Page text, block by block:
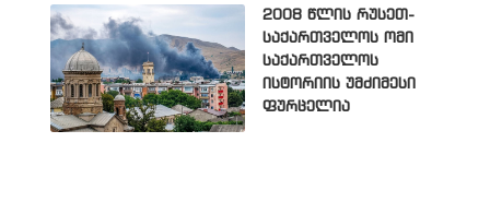
2008 წლის რუსეთ-
საქართველოს ომი
საქართველოს
ისტორიის უმძიმესი
ფურცელია